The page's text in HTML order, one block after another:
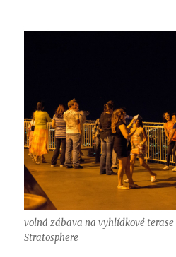
volná zábava na vyhlídkové terase
Stratosphere